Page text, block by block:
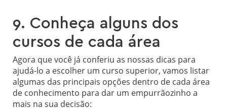
9. Conheça alguns dos
cursos de cada área
Agora que você já conferiu as nossas dicas para
ajudá-lo a escolher um curso superior, vamos listar
algumas das principais opções dentro de cada área
de conhecimento para dar um empurrãozinho a
mais na sua decisão: